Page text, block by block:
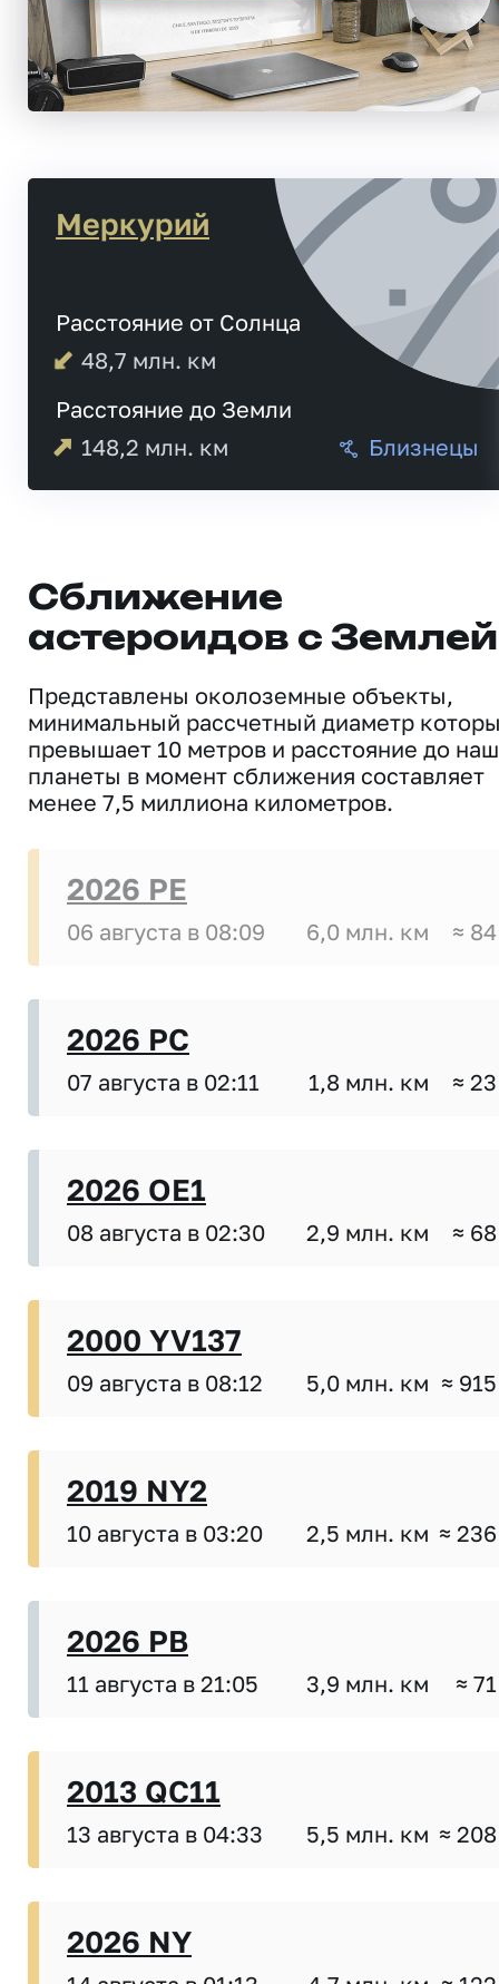
Меркурий
Расстояние от Солнца
48,7 млн. км
Расстояние до Земли
148,2 млн. км Близнецы
Сближение
астероидов с Землей
Представлены околоземные объекты,
минимальный рассчетный диаметр
превышает 10 метров и расстояние до
планеты в момент сближения составляет
менее 7,5 миллиона километров.
2026 PE
06 августа в 08:09 6,0 млн. км ≈
2026 PC
07 августа в 02:11 1,8 млн. км ≈
2026 OE1
08 августа в 02:30 2,9 млн. км ≈
2000 YV137
09 августа в 08:12 5,0 млн. км ≈
2019 NY2
10 августа в 03:20 2,5 млн. км ≈
2026 PB
11 августа в 21:05 3,9 млн. км ≈
2013 QC11
13 августа в 04:33 5,5 млн. км ≈
2026 NY